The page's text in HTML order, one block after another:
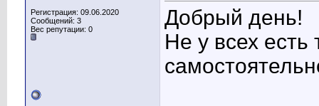
Регистрация: 09.06.2020
Сообщений: 3
Вес репутации: 0
Добрый день!
Не у всех есть